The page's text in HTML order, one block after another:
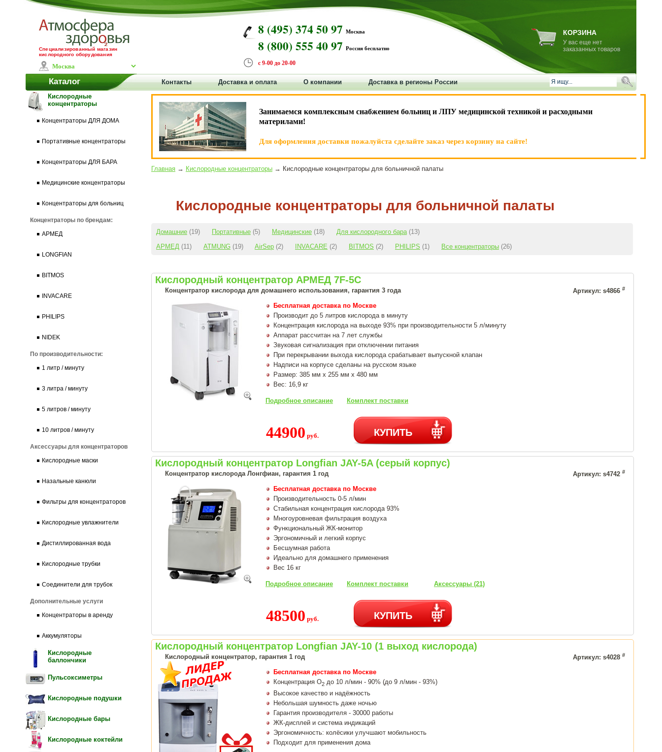
Специализированный магазин
кислородного оборудования
8 (495) 374 50 97 Москва
8 (800) 555 40 97 Россия бесплатно
с 9-00 до 20-00
КОРЗИНА
У вас еще нет
заказанных товаров
Каталог Контакты Доставка и оплата О компании
Доставка в регионы России
Кислородные
концентраторы
Концентраторы ДЛЯ ДОМА
Портативные концентраторы
Концентраторы ДЛЯ БАРА
Медицинские концентраторы
Концентраторы для больниц
Концентраторы по брендам:
АРМЕД
LONGFIAN
BITMOS
INVACARE
PHILIPS
NIDEK
По производительности:
1 литр / минуту
3 литра / минуту
5 литров / минуту
10 литров / минуту
Аксессуары для концентраторов
Кислородные маски
Назальные канюли
Фильтры для концентраторов
Кислородные увлажнители
Дистиллированная вода
Кислородные трубки
Соединители для трубок
Дополнительные услуги
Концентраторы в аренду
Аккумуляторы
Кислородные
баллончики
Пульсоксиметры
Кислородные подушки
Кислородные бары
Кислородные коктейли
Занимаемся комплексным снабжением больниц и ЛПУ медицинской техникой и расходными
материлами!
Для оформления доставки пожалуйста сделайте заказ через корзину на сайте!
Главная → Кислородные концентраторы → Кислородные концентраторы для больничной палаты
Кислородные концентраторы для больничной палаты
Домашние (19) Портативные (5) Медицинские (18) Для кислородного бара (13)
АРМЕД (11) ATMUNG (19) AirSep (2) INVACARE (2) BITMOS (2) PHILIPS (1) Все концентраторы (26)
Кислородный концентратор АРМЕД 7F-5C
Концентратор кислорода для домашнего использования, гарантия 3 года Артикул: s4866 #
Бесплатная доставка по Москве
Производит до 5 литров кислорода в минуту
Концентрация кислорода на выходе 93% при производительности 5 л/минуту
Аппарат рассчитан на 7 лет службы
Звуковая сигнализация при отключении питания
При перекрывании выхода кислорода срабатывает выпускной клапан
Надписи на корпусе сделаны на русском языке
Размер: 385 мм х 255 мм х 480 мм
Вес: 16,9 кг
Подробное описание Комплект поставки
44900 руб. КУПИТЬ
Кислородный концентратор Longfian JAY-5A (серый корпус)
Концентратор кислорода Лонгфиан, гарантия 1 год Артикул: s4742 #
Бесплатная доставка по Москве
Производительность 0-5 л/мин
Стабильная концентрация кислорода 93%
Многоуровневая фильтрация воздуха
Функциональный ЖК-монитор
Эргономичный и легкий корпус
Бесшумная работа
Идеально для домашнего применения
Вес 16 кг
Подробное описание Комплект поставки Аксессуары (21)
48500 руб. КУПИТЬ
Кислородный концентратор Longfian JAY-10 (1 выход кислорода)
Кислородный концентратор, гарантия 1 год Артикул: s4028 #
Бесплатная доставка по Москве
Концентрация О2 до 10 л/мин - 90% (до 9 л/мин - 93%)
Высокое качество и надёжность
Небольшая шумность даже ночью
Гарантия производителя - 30000 работы
ЖК-дисплей и система индикаций
Эргономичность: колёсики улучшают мобильность
Подходит для применения дома